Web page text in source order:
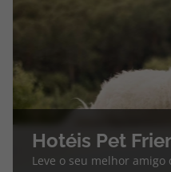
Hotéis Pet
Leve o seu melhor amigo